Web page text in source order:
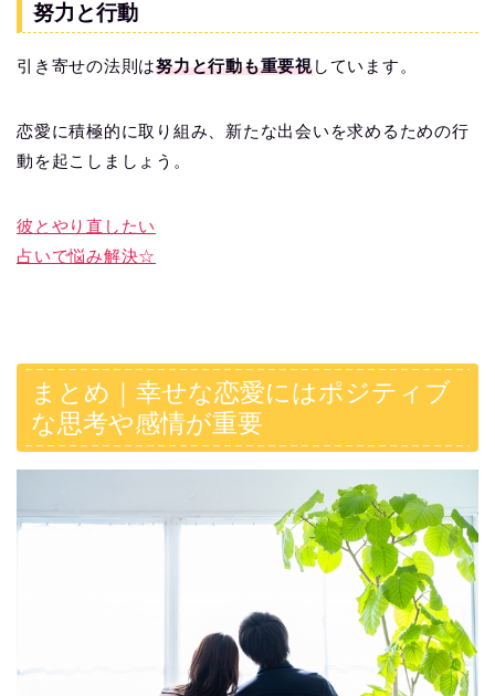
努力と行動
引き寄せの法則は努力と行動も重要視しています。
恋愛に積極的に取り組み、新たな出会いを求めるための行
動を起こしましょう。
彼とやり直したい
占いで悩み解決☆
まとめ｜幸せな恋愛にはポジティブ
な思考や感情が重要